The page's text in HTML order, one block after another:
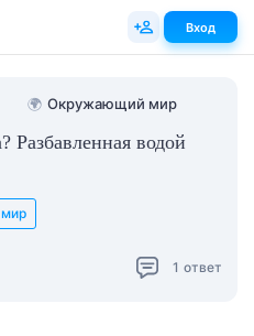
🌍 Окружающий мир
Разбавленная водой
1 ответ
Вход